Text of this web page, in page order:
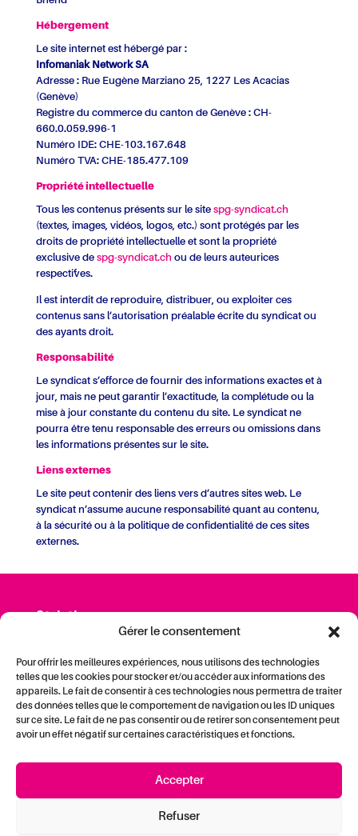
Gérer le consentement
Pour offrir les meilleures expériences, nous utilisons des technologies
telles que les cookies pour stocker et/ou accéder aux informations des
appareils. Le fait de consentir à ces technologies nous permettra de traiter
des données telles que le comportement de navigation ou les ID uniques
sur ce site. Le fait de ne pas consentir ou de retirer son consentement peut
avoir un effet négatif sur certaines caractéristiques et fonctions.
Accepter
Refuser
Hébergement
Le site internet est hébergé par :
Infomaniak Network SA
Adresse : Rue Eugène Marziano 25, 1227 Les Acacias
(Genève)
Registre du commerce du canton de Genève : CH-
660.0.059.996-1
Numéro IDE: CHE-103.167.648
Numéro TVA: CHE-185.477.109
Propriété intellectuelle
Tous les contenus présents sur le site spg-syndicat.ch
(textes, images, vidéos, logos, etc.) sont protégés par les
droits de propriété intellectuelle et sont la propriété
exclusive de spg-syndicat.ch ou de leurs auteurices
respectif·ves.
Il est interdit de reproduire, distribuer, ou exploiter ces
contenus sans l’autorisation préalable écrite du syndicat ou
des ayants droit.
Responsabilité
Le syndicat s’efforce de fournir des informations exactes et à
jour, mais ne peut garantir l’exactitude, la complétude ou la
mise à jour constante du contenu du site. Le syndicat ne
pourra être tenu responsable des erreurs ou omissions dans
les informations présentes sur le site.
Liens externes
Le site peut contenir des liens vers d’autres sites web. Le
syndicat n’assume aucune responsabilité quant au contenu,
à la sécurité ou à la politique de confidentialité de ces sites
externes.
Contact
SPG — Société Pédagogique Genevoise ·
CH-1204 Genève
Tél. 022 329 26 60 ·
spg@spg-syndicat.ch
Mentions légales
Politique de confidentialité
Politique des cookies
Foire aux questions